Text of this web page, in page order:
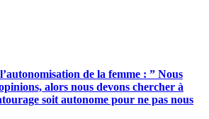
de la femme : ” Nous
alors nous devons chercher à
soit autonome pour ne pas nous